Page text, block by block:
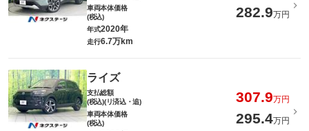
車両本体価格
(税込)
282.9万円
年式2020年
走行6.7万km
ライズ
支払総額
(税込)(リ済込・追)
307.9万円
車両本体価格
(税込)
295.4万円